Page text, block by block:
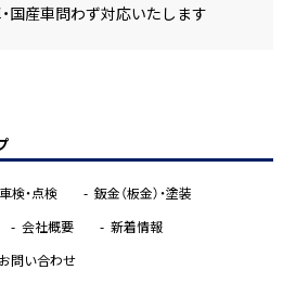
国産車問わず対応いたします
車検・点検
鈑金（板金）・塗装
会社概要
新着情報
お問い合わせ